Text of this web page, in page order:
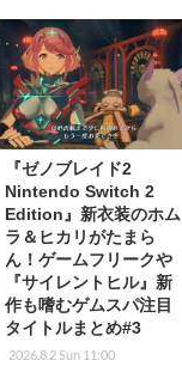
『ゼノブレイド2
Nintendo Switch 2
Edition』新衣装のホム
ラ＆ヒカリがたまら
ん！ゲームフリークや
『サイレントヒル』新
作も嗜むゲムスパ注目
タイトルまとめ#3
2026.8.2 Sun 11:00